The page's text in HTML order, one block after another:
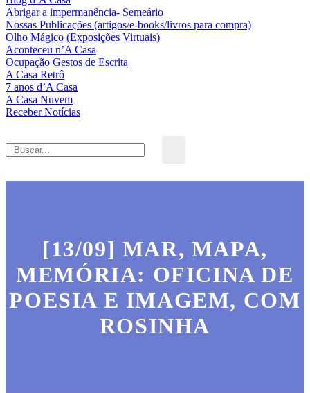
Abrigar a impermanência- Semeário
Nossas Publicações (artigos/e-books/livros para compra)
Olho Mágico (Exposições Virtuais)
Aconteceu n’A Casa
Ocupação Gestos de Escrita
A Casa Retrô
7 anos d’A Casa
A Casa Nuvem
Receber Notícias
[13/09] MAR, MAPA,
MEMÓRIA: OFICINA DE
POESIA E IMAGEM, COM
ROSINHA